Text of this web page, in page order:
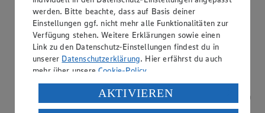
werden. Bitte beachte, dass auf Basis deiner
Einstellungen ggf. nicht mehr alle Funktionalitäten zur
Verfügung stehen. Weitere Erklärungen sowie einen
Link zu den Datenschutz-Einstellungen findest du in
unserer Datenschutzerklärung. Hier erfährst du auch
mehr über unsereCookie-Policy.
Verarbeitung deiner personenbezogenen Daten in den
USA durch Facebook und YouTube:
AKTIVIEREN